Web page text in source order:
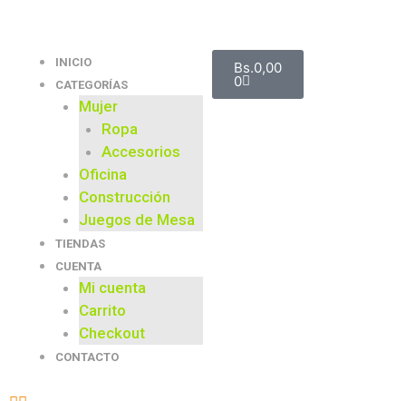
INICIO
CATEGORÍAS
Mujer
Ropa
Accesorios
Oficina
Construcción
Juegos de Mesa
TIENDAS
CUENTA
Mi cuenta
Carrito
Checkout
CONTACTO
Bs.0,00
0